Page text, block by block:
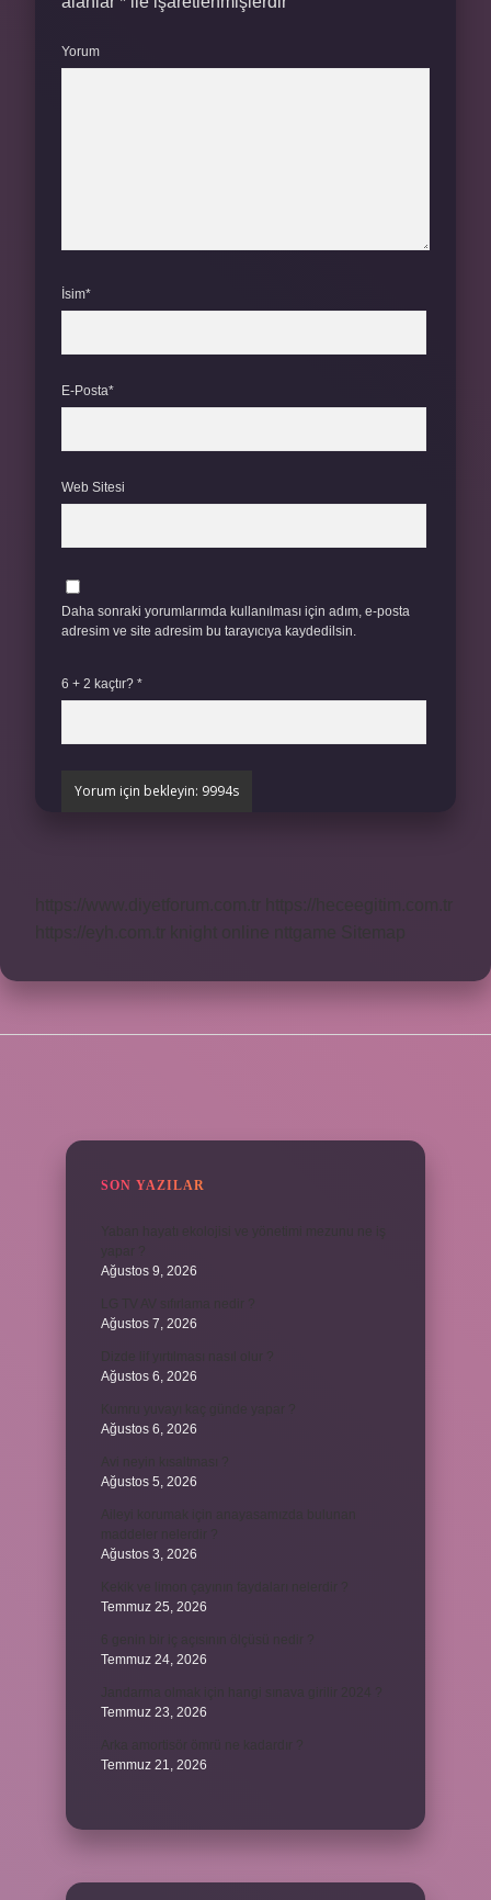
Yorum
İsim*
E-Posta*
Web Sitesi
Daha sonraki yorumlarımda kullanılması için adım, e-posta
adresim ve site adresim bu tarayıcıya kaydedilsin.
6 + 2 kaçtır? *
SON YAZILAR
Ağustos 9, 2026
Ağustos 7, 2026
Ağustos 6, 2026
Ağustos 6, 2026
Ağustos 5, 2026
Ağustos 3, 2026
Temmuz 25, 2026
Temmuz 24, 2026
Temmuz 23, 2026
Temmuz 21, 2026